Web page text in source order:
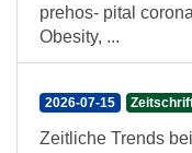
prehos- pital
Obesity, ...
2026-07-15
Zeitliche Trends